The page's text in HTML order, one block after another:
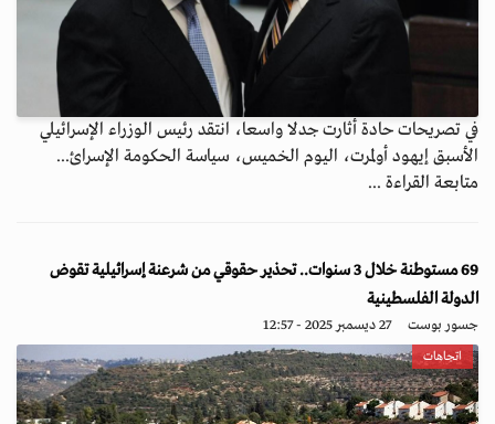
في تصريحات حادة أثارت جدلا واسعا، انتقد رئيس الوزراء الإسرائيلي
الأسبق إيهود أولمرت، اليوم الخميس، سياسة الحكومة الإسرائ...
متابعة القراءة ...
69 مستوطنة خلال 3 سنوات.. تحذير حقوقي من شرعنة إسرائيلية تقوض
الدولة الفلسطينية
جسور بوست 27 ديسمبر 2025 - 12:57
اتجاهات